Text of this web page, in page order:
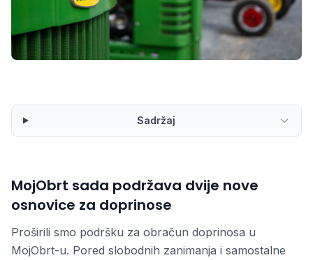
Sadržaj
MojObrt sada podržava dvije nove
osnovice za doprinose
Proširili smo podršku za obračun doprinosa u
MojObrt-u. Pored slobodnih zanimanja i samostalne